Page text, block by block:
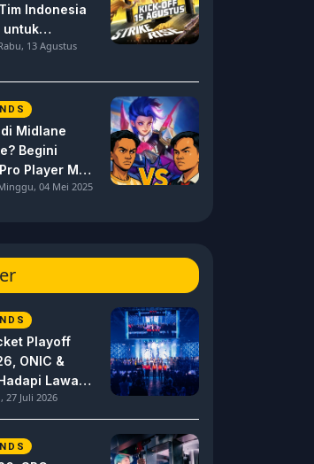
Indonesia
untuk
13 Agustus
Midlane
Begini
Player MPL
04 Mei 2025
Playoff
ONIC &
Lawan
27 Juli 2026